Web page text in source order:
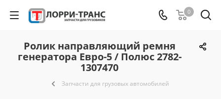
0
Ролик направляющий ремня
генератора Евро-5 / Полюс 2782-
1307470
Запчасти для грузовых автомобилей